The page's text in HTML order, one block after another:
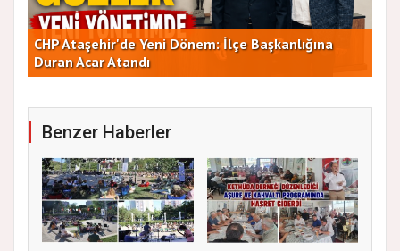
CHP Ataşehir'de Yeni Dönem: İlçe Başkanlığına
Duran Acar Atandı
Benzer Haberler